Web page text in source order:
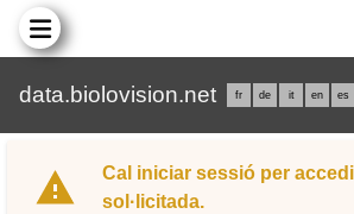
data.biolovision.net fr de it en es
Cal iniciar sessió per
sol·licitada.